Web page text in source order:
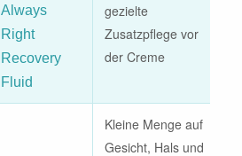
Always
Right
Recovery
Fluid
gezielte
Zusatzpflege vor
der Creme
Kleine Menge auf
Gesicht, Hals und